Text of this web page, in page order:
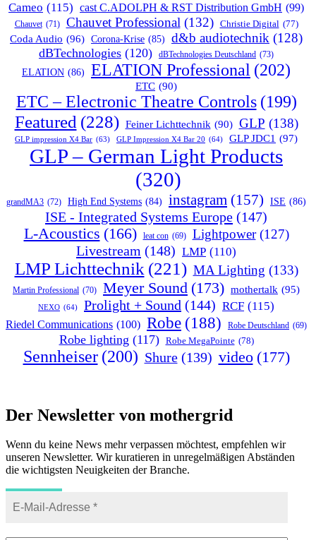
Cameo (115) cast C.ADOLPH & RST Distribution GmbH (99)
Chauvet (71) Chauvet Professional (132) Christie Digital (77)
Coda Audio (96) Corona-Krise (85) d&b audiotechnik (128)
dBTechnologies (120) dBTechnologies Deutschland (73)
ELATION (86) ELATION Professional (202)
ETC (90)
ETC – Electronic Theatre Controls (199)
Featured (228) Feiner Lichttechnik (90) GLP (138)
GLP impression X4 Bar (63) GLP Impression X4 Bar 20 (64) GLP JDC1 (97)
GLP – German Light Products
(320)
grandMA3 (72) High End Systems (84) instagram (157) ISE (86)
ISE - Integrated Systems Europe (147)
L-Acoustics (166) leat con (69) Lightpower (127)
Livestream (148) LMP (110)
LMP Lichttechnik (221) MA Lighting (133)
Martin Professional (70) Meyer Sound (173) mothertalk (95)
NEXO (64) Prolight + Sound (144) RCF (115)
Riedel Communications (100) Robe (188) Robe Deutschland (69)
Robe lighting (117) Robe MegaPointe (78)
Sennheiser (200) Shure (139) video (177)
Der Newsletter von mothergrid
Wenn du keine News mehr verpassen möchtest, empfehlen wir
unseren Newsletter. Wir kuratieren in unregelmäßigen Abständen
die wichtigsten Neuigkeiten der Branche.